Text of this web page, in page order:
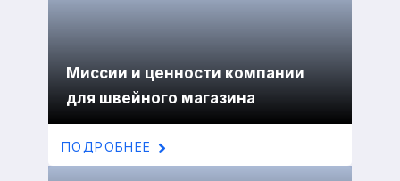
Миссии и ценности компании
для швейного магазина
ПОДРОБНЕЕ